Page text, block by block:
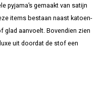
pyjama’s gemaakt van satijn
items bestaan naast katoen-
glad aanvoelt. Bovendien zien
uit doordat de stof een